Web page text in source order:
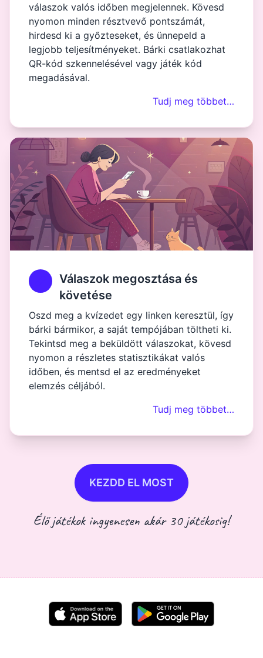
válaszok valós időben megjelennek. Kövesd
nyomon minden résztvevő pontszámát,
hirdesd ki a győzteseket, és ünnepeld a
legjobb teljesítményeket. Bárki csatlakozhat
QR-kód szkennelésével vagy játék kód
megadásával.
Tudj meg többet…
Válaszok megosztása és
követése
Oszd meg a kvízedet egy linken keresztül, így
bárki bármikor, a saját tempójában töltheti ki.
Tekintsd meg a beküldött válaszokat, kövesd
nyomon a részletes statisztikákat valós
időben, és mentsd el az eredményeket
elemzés céljából.
Tudj meg többet…
KEZDD EL MOST
Élő játékok ingyenesen akár 30 játékosig!